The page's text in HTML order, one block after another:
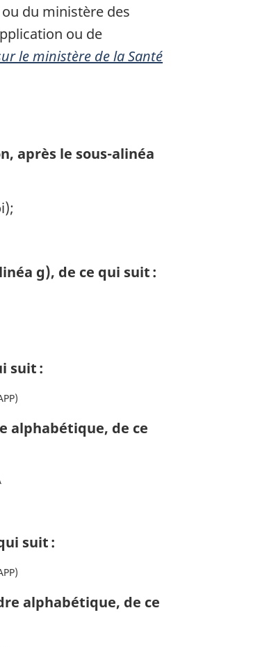
du ministère des
ou de
le ministère de la Santé
après le sous-alinéa
g), de ce qui suit :
suit :
alphabétique, de ce
suit :
alphabétique, de ce